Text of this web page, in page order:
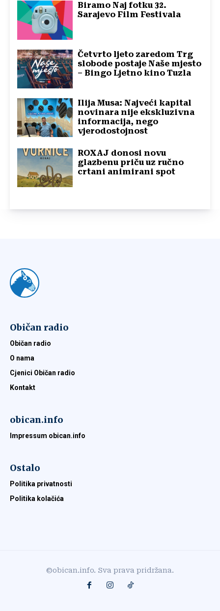
Biramo Naj fotku 32.
Sarajevo Film Festivala
Četvrto ljeto zaredom Trg
slobode postaje Naše mjesto
– Bingo Ljetno kino Tuzla
Ilija Musa: Najveći kapital
novinara nije ekskluzivna
informacija, nego
vjerodostojnost
ROXAJ donosi novu
glazbenu priču uz ručno
crtani animirani spot
Običan radio
Običan radio
O nama
Cjenici Običan radio
Kontakt
obican.info
Impressum obican.info
Ostalo
Politika privatnosti
Politika kolačića
©obican.info. Sva prava pridržana.